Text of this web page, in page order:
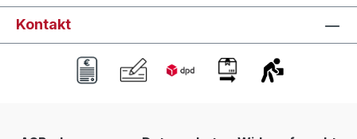
Kontakt